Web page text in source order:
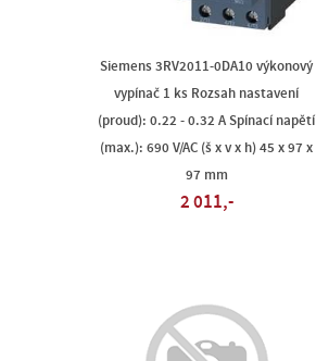
Siemens 3RV2011-0DA10 výkonový
vypínač 1 ks Rozsah nastavení
(proud): 0.22 - 0.32 A Spínací napětí
(max.): 690 V/AC (š x v x h) 45 x 97 x
97 mm
2 011,-